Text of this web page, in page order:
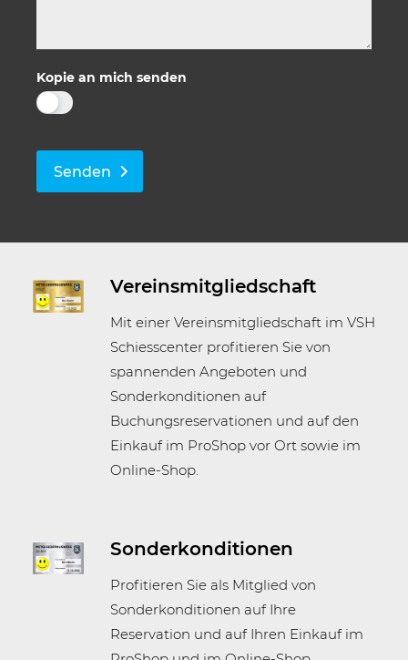
Kopie an mich senden
Senden
Vereinsmitgliedschaft
Mit einer Vereinsmitgliedschaft im VSH
Schiesscenter profitieren Sie von
spannenden Angeboten und
Sonderkonditionen auf
Buchungsreservationen und auf den
Einkauf im ProShop vor Ort sowie im
Online-Shop.
Sonderkonditionen
Profitieren Sie als Mitglied von
Sonderkonditionen auf Ihre
Reservation und auf Ihren Einkauf im